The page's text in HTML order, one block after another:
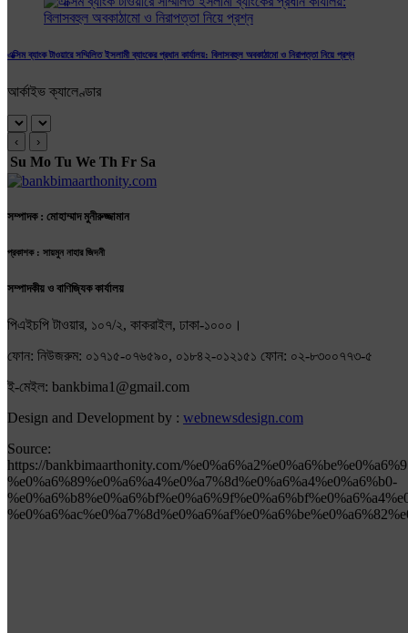
এক্সিম ব্যাংক টাওয়ারে সম্মিলিত ইসলামী ব্যাংকের প্রধান কার্যালয়: বিলাসবহুল অবকাঠামো ও নিরাপত্তা নিয়ে প্রশ্ন
আর্কাইভ ক্যালেণ্ডার
‹ ›
Su Mo Tu We Th Fr Sa
সম্পাদক : মোহাম্মাদ মুনীরুজ্জামান
প্রকাশক : সায়মুন নাহার জিদনী
সম্পাদকীয় ও বাণিজ্যিক কার্যালয়
পিএইচপি টাওয়ার, ১০৭/২, কাকরাইল, ঢাকা-১০০০।
ফোন: নিউজরুম: ০১৭১৫-০৭৬৫৯০, ০১৮৪২-০১২১৫১ ফোন: ০২-৮৩০০৭৭৩-৫
ই-মেইল: bankbima1@gmail.com
Design and Development by : webnewsdesign.com
Source:
https://bankbimaarthonity.com/
%e0%a6%89%e0%a6%a4%e0%a7%8d%e0%a6%a4%e0%a6%b0-